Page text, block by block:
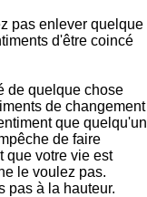
pas enlever quelque
d'être coincé
de quelque chose
de changement
que quelqu'un
de faire
que votre vie est
le voulez pas.
pas à la hauteur.